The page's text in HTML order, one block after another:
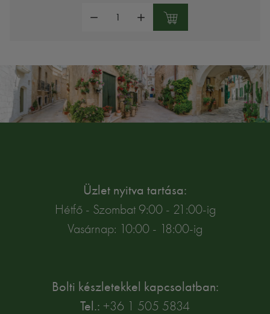
Üzlet nyitva tartása:
Hétfő - Szombat 9:00 - 21:00-ig
Vasárnap: 10:00 - 18:00-ig
Bolti készletekkel kapcsolatban:
Tel.: +36 1 505 5834